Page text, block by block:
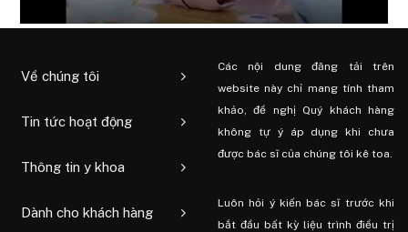
Về chúng tôi
Tin tức hoạt động
Thông tin y khoa
Dành cho khách hàng
Các nội dung đăng tải trên
website này chỉ mang tính tham
khảo, đề nghị Quý khách hàng
không tự ý áp dụng khi chưa
được bác sĩ của chúng tôi kê toa.
Luôn hỏi ý kiến ​​bác sĩ trước khi
bắt đầu bất kỳ liệu trình điều trị